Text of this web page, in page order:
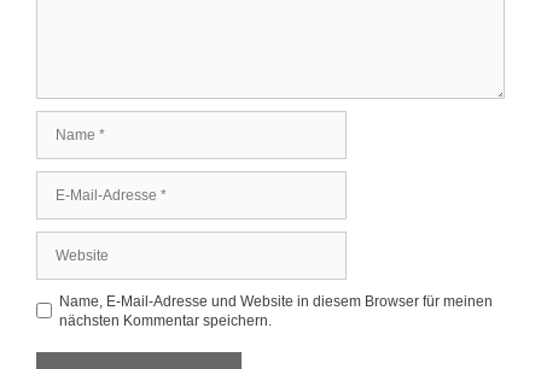
Mail-
Adresse
Name, E-Mail-Adresse und Website in diesem Browser für meinen
nächsten Kommentar speichern.